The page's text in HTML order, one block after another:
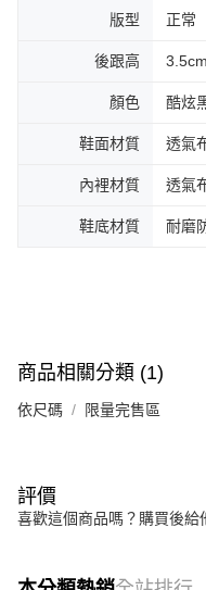
版型 正常
後跟高 3.5cm
顏色 酷炫
鞋面材質 透氣
內裡材質 透氣
鞋底材質 耐磨
商品相關分類 (1)
依尺碼 限量完售區
評價
喜歡這個商品嗎？購買後給